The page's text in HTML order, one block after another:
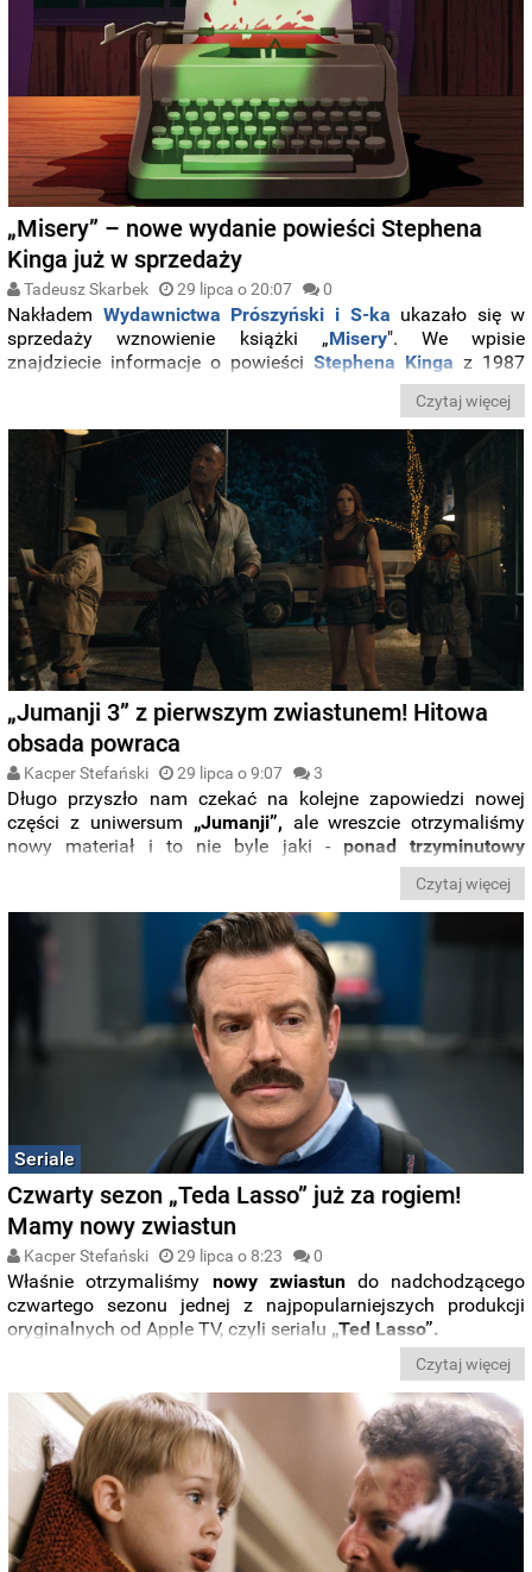
„Misery” – nowe wydanie powieści Stephena
Kinga już w sprzedaży
Tadeusz Skarbek 29 lipca o 20:07 0
Nakładem Wydawnictwa Prószyński i S-ka ukazało się w
sprzedaży wznowienie książki „Misery". We wpisie
znajdziecie informacje o powieściStephena Kinga z 1987
roku oraz przegląd ofert z księgarni internetowych.
Czytaj więcej
„Jumanji 3” z pierwszym zwiastunem! Hitowa
obsada powraca
Kacper Stefański 29 lipca o 9:07 3
Długo przyszło nam czekać na kolejne zapowiedzi nowej
części z uniwersum „Jumanji”, ale wreszcie otrzymaliśmy
nowy materiał i to nie byle jaki - ponad trzyminutowy
Czytaj więcej
Seriale
Czwarty sezon „Teda Lasso” już za rogiem!
Mamy nowy zwiastun
Kacper Stefański 29 lipca o 8:23 0
Właśnie otrzymaliśmy nowy zwiastundo nadchodzącego
czwartego sezonu jednej z najpopularniejszych produkcji
oryginalnych od Apple TV, czyli serialu „Ted Lasso”.
Czytaj więcej